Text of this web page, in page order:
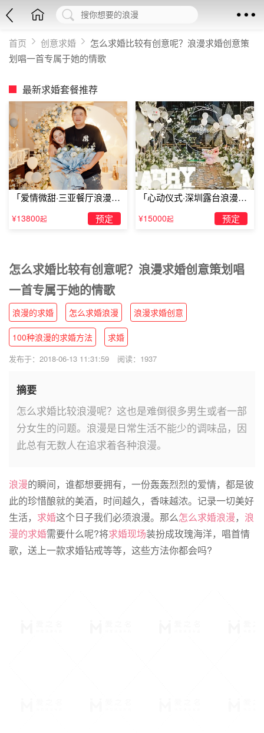
首页 创意求婚
怎么求婚比较有创意呢？浪漫求婚创意策
划唱一首专属于她的情歌
最新求婚套餐推荐
「爱情微甜·三亚餐厅浪漫求
婚」
¥13800起 预定
「心动仪式·深圳露台浪漫求
婚」
¥15000起 预定
怎么求婚比较有创意呢？浪漫求婚创意策划唱
一首专属于她的情歌
浪漫的求婚 怎么求婚浪漫 浪漫求婚创意
100种浪漫的求婚方法 求婚
发布于：2018-06-13 11:31:59 阅读：1937
摘要
怎么求婚比较浪漫呢？这也是难倒很多男生或者一部
分女生的问题。浪漫是日常生活不能少的调味品，因
此总有无数人在追求着各种浪漫。
浪漫的瞬间，谁都想要拥有，一份轰轰烈烈的爱情，都是彼
此的珍惜酿就的美酒，时间越久，香味越浓。记录一切美好
生活， 求婚这个日子我们必须浪漫。那么怎么求婚浪漫， 浪
漫的求婚需要什么呢?将求婚现场装扮成玫瑰海洋，唱首情
歌，送上一款求婚钻戒等等，这些方法你都会吗?